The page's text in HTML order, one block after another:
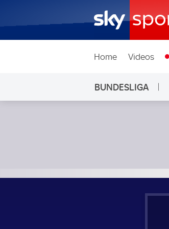
Home Videos
BUNDESLIGA